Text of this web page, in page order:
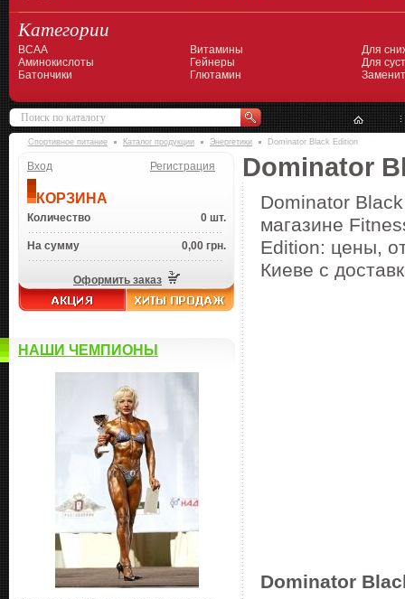
Категории
BCAA
Аминокислоты
Батончики
Витамины
Гейнеры
Глютамин
Для
Для
Спортивное питание Каталог продукции Энергетики Dominator Black Edition
Вход Регистрация
КОРЗИНА
Количество 0 шт.
На сумму 0,00 грн.
Оформить заказ
НАШИ ЧЕМПИОНЫ
Dominator
Dominator
магазине
Edition: цены,
Киеве с
Dominator